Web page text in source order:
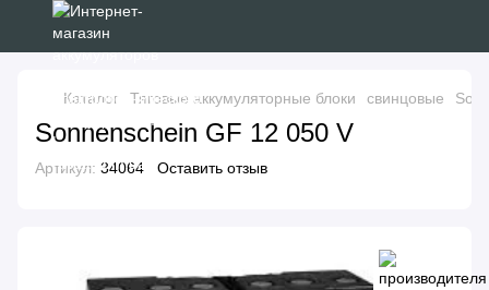
Каталог Тяговые аккумуляторные блоки свинцовые
Sonnenschein GF 12 050 V
Артикул: 34064 Оставить отзыв